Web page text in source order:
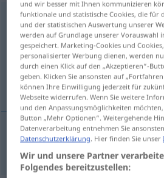
befriedigend
Übersicht aller
(Für mehr Details die Übersetzung
tilfredsstillende
tilfredsstillende
und wir besser mit Ihnen kommunizieren
funktionale und statistische Cookies, die für
und der statistischen Auswertung unserer
werden auf Grundlage unserer Vorauswahl
gespeichert. Marketing-Cookies und
personalisierter Werbung dienen, werden
durch einen Klick auf den „Akzeptieren“-
geben. Klicken Sie ansonsten auf
können Ihre Einwilligung jederzeit für
Webseite widerrufen. Wenn Sie weitere
und den Anpassungsmöglichkeiten
Button „Mehr Optionen“. Weitergehende
Datenverarbeitung entnehmen Sie
Datenschutzerklärung. Hier finden Sie unser
Wir und unsere Partner
Folgendes bereitzustellen: